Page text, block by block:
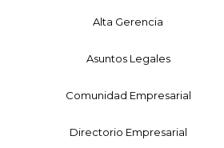
Alta Gerencia
Asuntos Legales
Comunidad Empresarial
Directorio Empresarial